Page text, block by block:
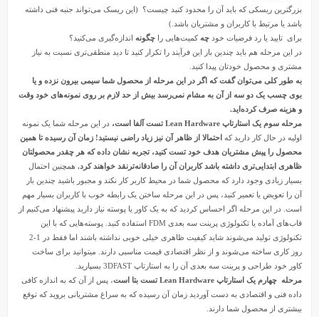
بزرگترین ریسکی که باید آن را محدود کنید چیست؟ (این ریسک می‌تواند جنبه‌ فنی داشته
باشد یا مرتبط با کاربران و مشتریان باشد.)
برای تایید یا رد فرضیات خودچهکمیت‌هایی راچگونه اندازه‌گیری می‌کنید؟
در این مرحله هم باید چندین بار این فرآیند را تکرار کنید تا دید منطقی‌تری نسبت به نیاز
مشتری و محصول خودتان پیدا کنید.
به طور کلی می‌توان گفت که اگر در این مرحله از محصول شما سیمی بیرون نزده و یا
بوی چسب یک دو سه از آن به مشام نمی‌رسد بیش از حد لازم بر روی نمونه‌های خود وقت
و هزینه صرف کرده‌اید.
مرحله سوم یک استارتاپ Lean Hardware تست آلفا است،
در این مرحله شما یک نمونه
اولیه در حال کار دارید که احتمالا از ظاهر آن نیز زیاد راضی نیستید! زمان آن رسیده تا همین
محصول را پیش مشتریان هدف خود تست کنید، تجربه نشان داده که هر چقدر محصولتان
ظاهری ابتدایی‌تری داشته باشد کاربران آن را صادقانه‌ترنقد خواهند کرد. همچنین احتمال
بسیار زیادی وجود دارد که محصول شما در محیط کاربر کار نکند و مجبور باشید چندین بار
آن را تعویض یا تعمیر کنید، پس در این مرحله ساختن یک رابطه خوب با کاربران بسیار مهم
است. در این مرحله اگر احساس کردید که به یک کاور یا پوسته نیاز دارید پیشنهاد می‌کنیم از
قاب‌های آماده یا تکنولوژی پرینت سه بعدی FDM استفاده کنید. پوسته‌هایی که با این
تکنولوژی تولید می‌شوند شاید کیفیت ظاهری خیلی خوبی نداشته باشند اما فقط در 1-2
روز کاری ساخته می‌شوند و از نظر اقتصادی قیمت مناسبی دارند. میتوانید برای ساخت
کاور خود طراحی و پرینت سه بعدی آن را به استارتاپ 3DFAST بسپارید.
مرحله چهارم یک استارتاپ Lean Hardware تست بتا است
، پس از آن که به اندازه کافی
داده فنی و اقتصادی به دست آوردید زمان آن رسیده که به سراغ مشتریانی بروید که توقع
بیشتری از محصول شما دارند.